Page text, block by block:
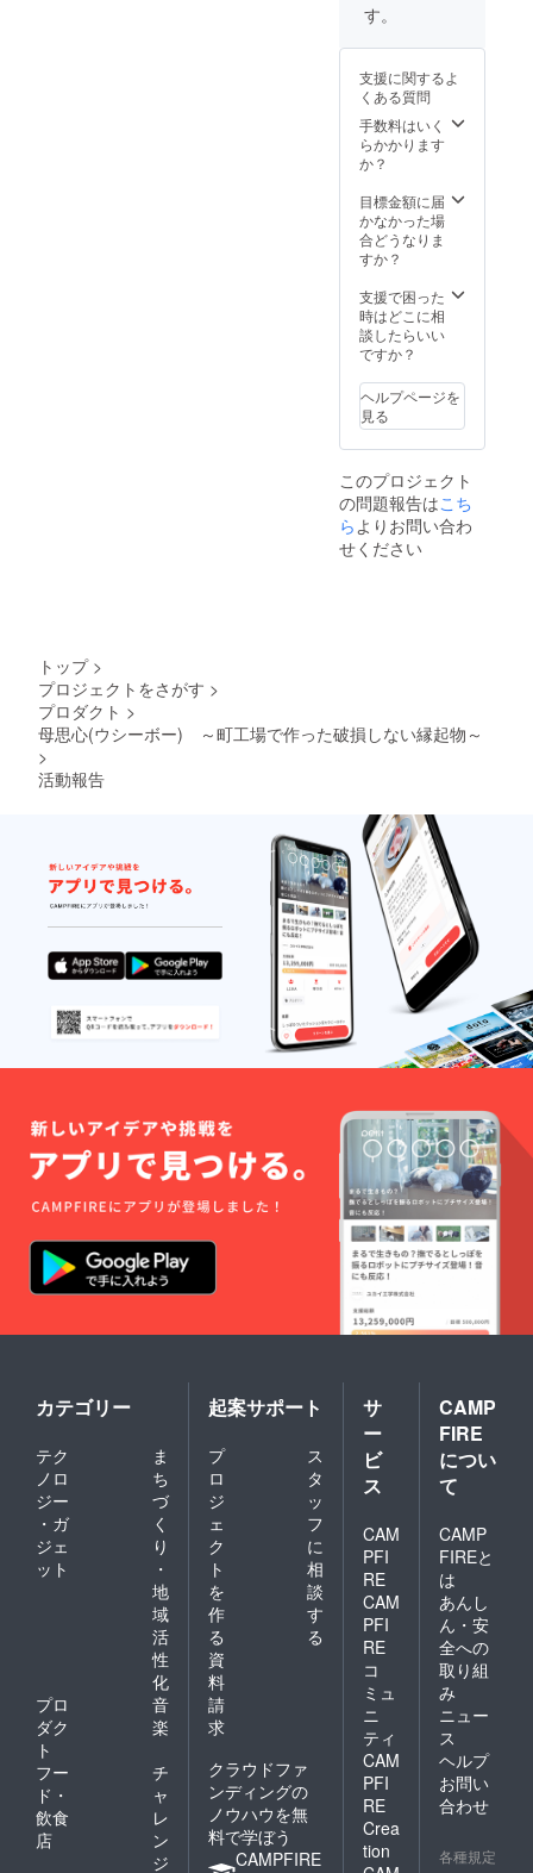
※送料・
込みの
価格で
す。
す。
支援に関するよ
くある質問
手数料はいく
らかかります
か？
目標金額に届
かなかった場
合どうなりま
すか？
支援で困った
時はどこに相
談したらいい
ですか？
ヘルプページを
見る
このプロジェクト
の問題報告はこち
ら よりお問い合わ
せください
トップ >
プロジェクトをさがす >
プロダクト >
母思心(ウシーボー) ～町工場で作った破損しない縁起物～
>
活動報告
カテゴリー
テク
ノロ
ジー
・ガ
ジェ
ット
ま
ち
づ
く
り
・
地
域
活
性
化
プロ
ダク
ト
音
楽
フー
ド・
飲食
店
チ
ャ
レ
ン
ジ
起案サポート
プ
ロ
ジ
ェ
ク
ト
を
作
る
ス
タ
ッ
フ
に
相
談
す
る
資
料
請
求
クラウドファ
ンディングの
ノウハウを無
料で学ぼう
CAMPFIRE
サ
ー
ビ
ス
CAM
PFI
RE
CAM
PFI
RE
コ
ミュ
ニ
ティ
CAM
PFI
RE
Crea
tion
CAMP
FIRE
につい
て
CAMP
FIREと
は
あんし
ん・安
全への
取り組
み
ニュー
ス
ヘルプ
お問い
合わせ
各種規定